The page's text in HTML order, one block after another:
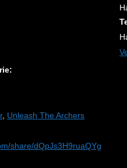
, Unleash The Archers
share/dQpJs3H9ruaQYg